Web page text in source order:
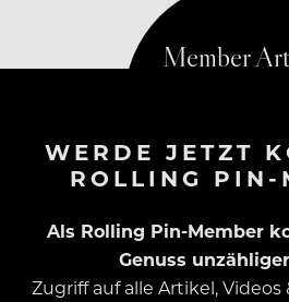
WERDE JETZT
ROLLING PIN-
Als Rolling Pin-Member
Genuss
Zugriff auf alle Artikel, Videos